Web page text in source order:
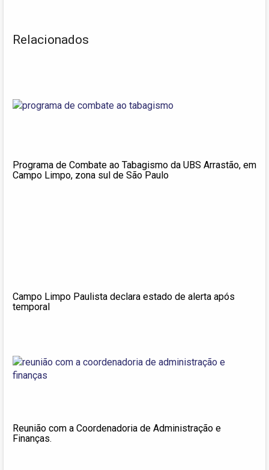
Relacionados
Programa de Combate ao Tabagismo da UBS Arrastão, em
Campo Limpo, zona sul de São Paulo
Campo Limpo Paulista declara estado de alerta após
temporal
Reunião com a Coordenadoria de Administração e
Finanças.